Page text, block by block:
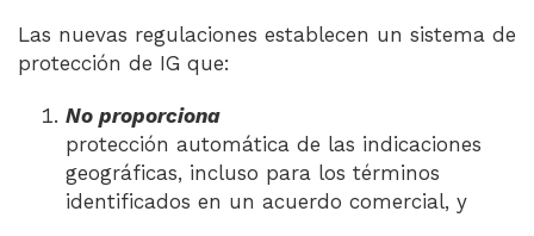
Las nuevas regulaciones establecen un sistema de
protección de IG que:
No proporciona
protección automática de las indicaciones
geográficas, incluso para los términos
identificados en un acuerdo comercial, y